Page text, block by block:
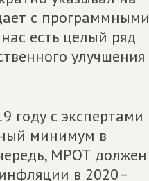
с программными
есть целый ряд
улучшения
году с экспертами
минимум в
МРОТ должен
в 2020–